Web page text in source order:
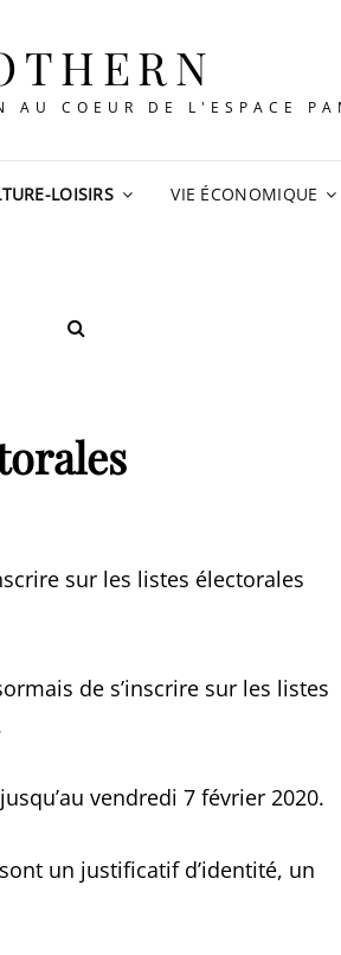
AU COEUR DE L'ESPACE
LOISIRS VIE ÉCONOMIQUE
SEARCH
sur les listes électorales
de s’inscrire sur les listes
vendredi 7 février 2020.
un justificatif d’identité, un